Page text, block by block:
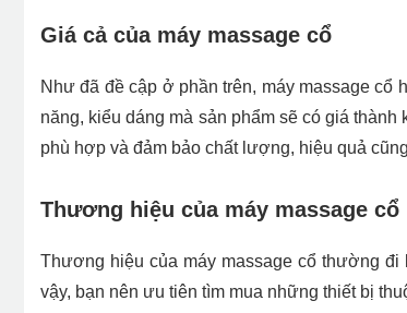
Giá cả của máy massage cổ
Như đã đề cập ở phần trên, máy massage
năng, kiểu dáng mà sản phẩm sẽ có giá
phù hợp và đảm bảo chất lượng, hiệu quả
Thương hiệu của máy massage cổ
Thương hiệu của máy massage cổ thường
vậy, bạn nên ưu tiên tìm mua những thiết bị